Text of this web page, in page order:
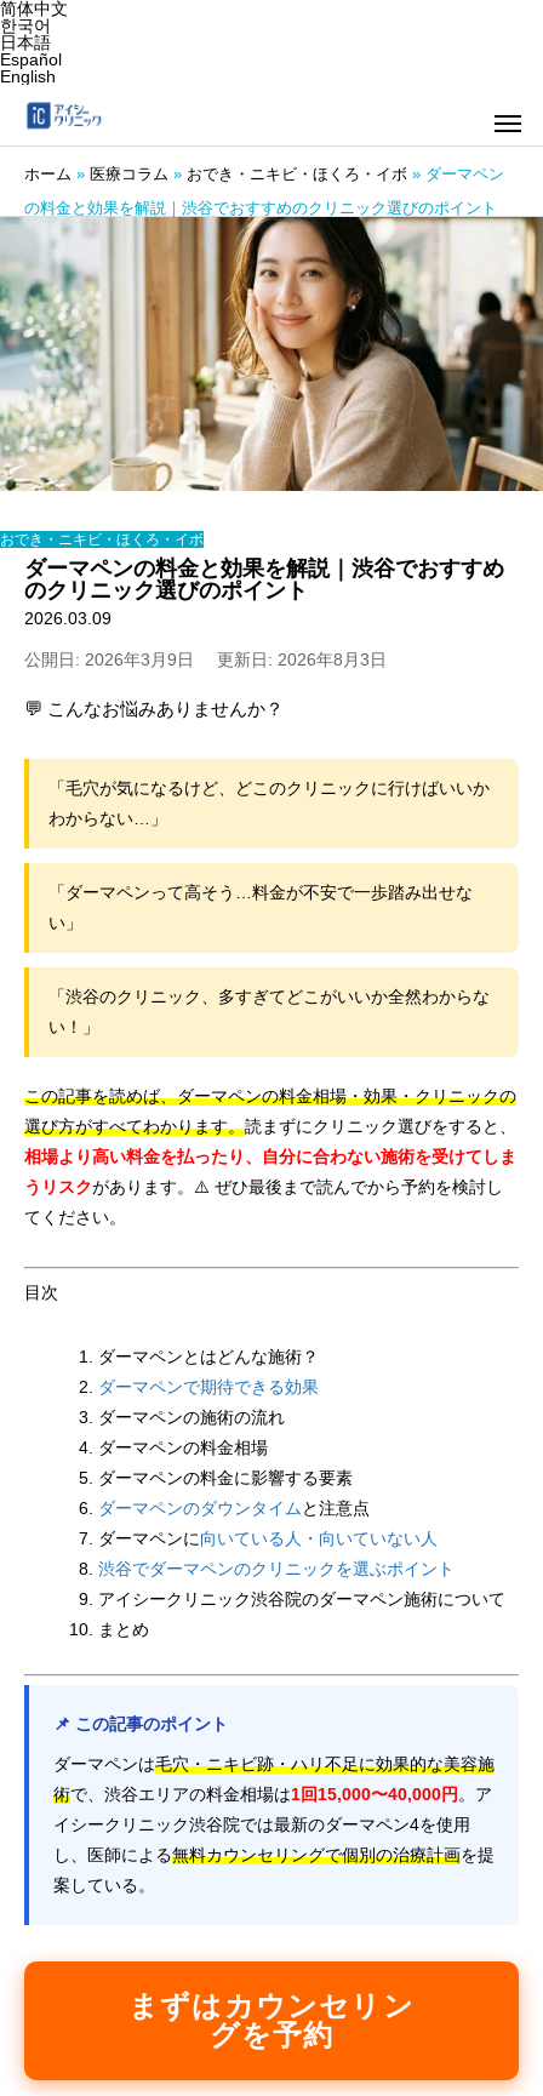
简体中文
한국어
日本語
Español
English
ホーム » 医療コラム » おでき・ニキビ・ほくろ・イボ » ダーマペン
の料金と効果を解説｜渋谷でおすすめのクリニック選びのポイント
おでき・ニキビ・ほくろ・イボ
ダーマペンの料金と効果を解説｜渋谷でおすすめ
のクリニック選びのポイント
2026.03.09
公開日: 2026年3月9日 更新日: 2026年8月3日
💬 こんなお悩みありませんか？
「毛穴が気になるけど、どこのクリニックに行けばいいか
わからない…」
「ダーマペンって高そう…料金が不安で一歩踏み出せな
い」
「渋谷のクリニック、多すぎてどこがいいか全然わからな
い！」
この記事を読めば、ダーマペンの料金相場・効果・クリニックの
選び方がすべてわかります。読まずにクリニック選びをすると、
相場より高い料金を払ったり、自分に合わない施術を受けてしま
うリスクがあります。⚠️ ぜひ最後まで読んでから予約を検討し
てください。
目次
ダーマペンとはどんな施術？
ダーマペンで期待できる効果
ダーマペンの施術の流れ
ダーマペンの料金相場
ダーマペンの料金に影響する要素
ダーマペンのダウンタイム と注意点
ダーマペンに向いている人・向いていない人
渋谷でダーマペンのクリニックを選ぶポイント
アイシークリニック渋谷院のダーマペン施術について
まとめ
📌 この記事のポイント
ダーマペンは毛穴・ニキビ跡・ハリ不足に効果的な美容施
術で、渋谷エリアの料金相場は1回15,000〜40,000円 。ア
イシークリニック渋谷院では最新のダーマペン4を使用
し、医師による無料カウンセリングで個別の治療計画を提
案している。
まずはカウンセリン
グを予約